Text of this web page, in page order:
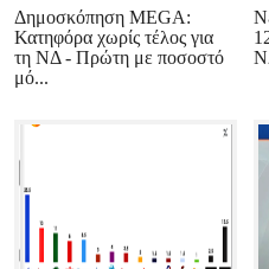
Δημοσκόπηση MEGA:
Κατηφόρα χωρίς τέλος για
τη ΝΔ - Πρώτη με ποσοστό
μό...